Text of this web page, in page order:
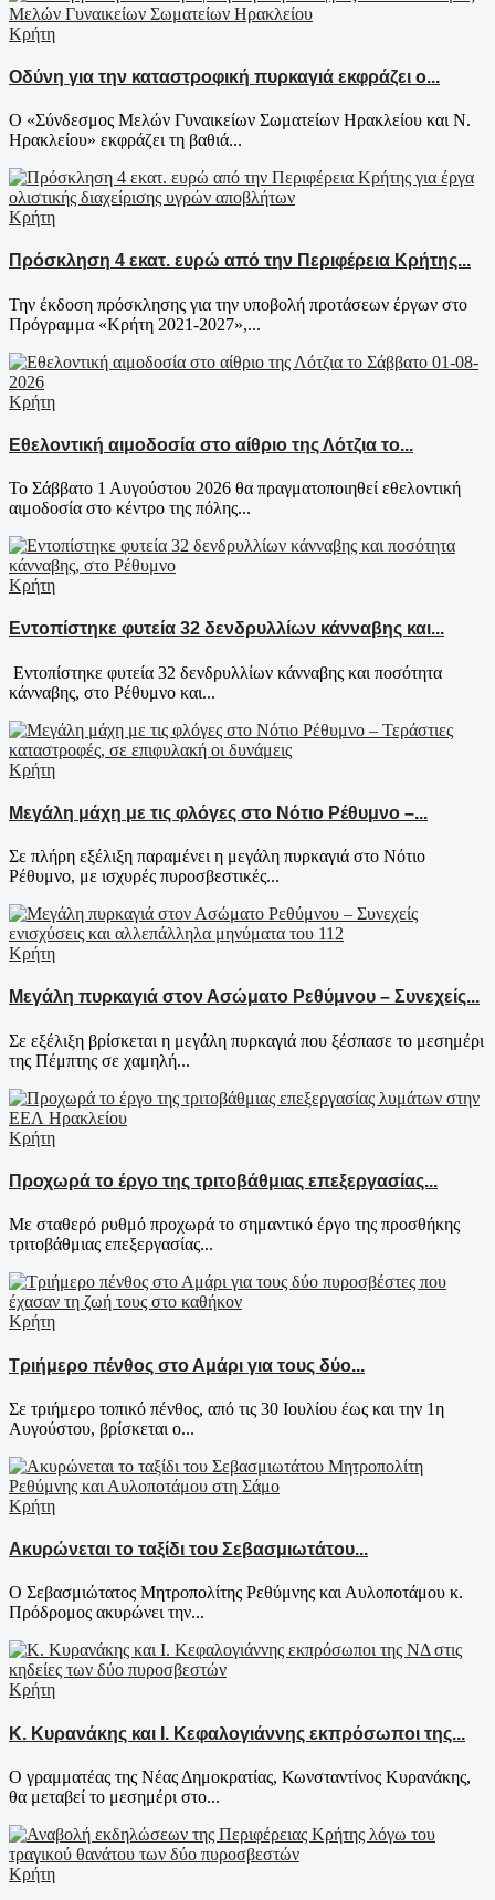
Κρήτη
Οδύνη για την καταστροφική πυρκαγιά εκφράζει ο...
Ο «Σύνδεσμος Μελών Γυναικείων Σωματείων Ηρακλείου και Ν.
Ηρακλείου» εκφράζει τη βαθιά...
Κρήτη
Πρόσκληση 4 εκατ. ευρώ από την Περιφέρεια Κρήτης...
Την έκδοση πρόσκλησης για την υποβολή προτάσεων έργων στο
Πρόγραμμα «Κρήτη 2021-2027»,...
Κρήτη
Εθελοντική αιμοδοσία στο αίθριο της Λότζια το...
Το Σάββατο 1 Αυγούστου 2026 θα πραγματοποιηθεί εθελοντική
αιμοδοσία στο κέντρο της πόλης...
Κρήτη
Εντοπίστηκε φυτεία 32 δενδρυλλίων κάνναβης και...
Εντοπίστηκε φυτεία 32 δενδρυλλίων κάνναβης και ποσότητα
κάνναβης, στο Ρέθυμνο και...
Κρήτη
Μεγάλη μάχη με τις φλόγες στο Νότιο Ρέθυμνο –...
Σε πλήρη εξέλιξη παραμένει η μεγάλη πυρκαγιά στο Νότιο
Ρέθυμνο, με ισχυρές πυροσβεστικές...
Κρήτη
Μεγάλη πυρκαγιά στον Ασώματο Ρεθύμνου – Συνεχείς...
Σε εξέλιξη βρίσκεται η μεγάλη πυρκαγιά που ξέσπασε το μεσημέρι
της Πέμπτης σε χαμηλή...
Κρήτη
Προχωρά το έργο της τριτοβάθμιας επεξεργασίας...
Με σταθερό ρυθμό προχωρά το σημαντικό έργο της προσθήκης
τριτοβάθμιας επεξεργασίας...
Κρήτη
Τριήμερο πένθος στο Αμάρι για τους δύο...
Σε τριήμερο τοπικό πένθος, από τις 30 Ιουλίου έως και την 1η
Αυγούστου, βρίσκεται ο...
Κρήτη
Ακυρώνεται το ταξίδι του Σεβασμιωτάτου...
Ο Σεβασμιώτατος Μητροπολίτης Ρεθύμνης και Αυλοποτάμου κ.
Πρόδρομος ακυρώνει την...
Κρήτη
Κ. Κυρανάκης και Ι. Κεφαλογιάννης εκπρόσωποι της...
Ο γραμματέας της Νέας Δημοκρατίας, Κωνσταντίνος Κυρανάκης,
θα μεταβεί το μεσημέρι στο...
Κρήτη